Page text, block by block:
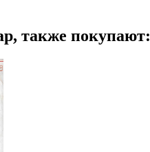
также покупают: